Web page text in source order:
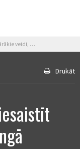
klientus SMS mārketingā
Drukāt